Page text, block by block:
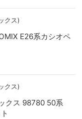
クス)
E26系カシオペ
クス)
クス 98780 50系